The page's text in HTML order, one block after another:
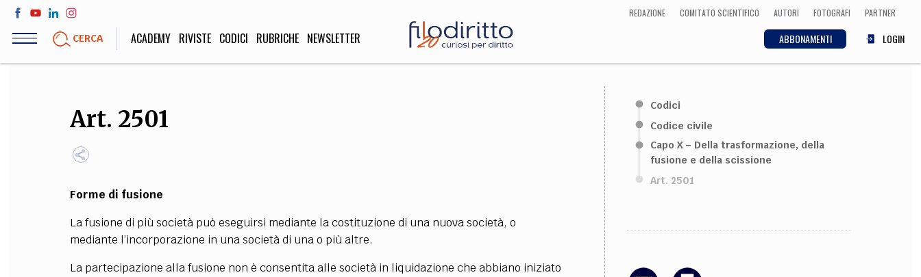
Salta
contenuto
REDAZIONE COMITATO SCIENTIFICO AUTORI FOTOGRAFI PARTNER
CERCA ABBONAMENTI LOGIN
ACADEMY RIVISTE CODICI RUBRICHE NEWSLETTER
LIFE STYLE
Sport, Cucina, Viaggi,
Moda
ECONOMIA
Biologia, Cifrematica,
Medicina
STORIA E FILOSOFIA
Scienze storiche,
umanistiche, Religione
INNOVAZIONE
Arte, Cinema, Musica,
Art. 2501
Forme di fusione
La fusione di più società può eseguirsi mediante la costituzione di una nuova società, o
mediante l’incorporazione in una società di una o più altre.
La partecipazione alla fusione non è consentita alle società in liquidazione che abbiano iniziato
Codici
Codice civile
Capo X – Della trasformazione, della
fusione e della scissione
Art. 2501